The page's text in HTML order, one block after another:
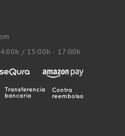
/ 15:00h - 17:00h